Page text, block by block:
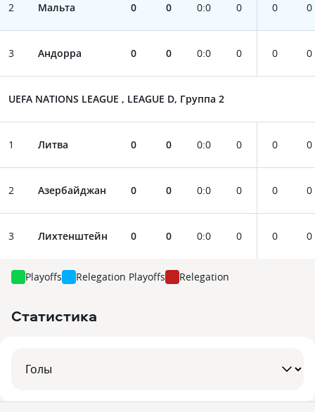
2 Мальта 0 0 0:0 0 0 0
3 Андорра 0 0 0:0 0 0 0
UEFA NATIONS LEAGUE , LEAGUE D, Группа 2
1 Литва 0 0 0:0 0 0 0
2 Азербайджан 0 0 0:0 0 0 0
3 Лихтенштейн 0 0 0:0 0 0 0
Playoffs Relegation Playoffs Relegation
Статистика